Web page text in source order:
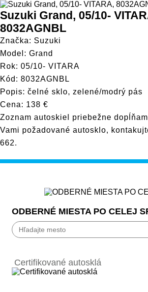
Suzuki Grand, 05/10-
8032AGNBL
Značka: Suzuki
Model: Grand
Rok: 05/10- VITARA
Kód: 8032AGNBL
Popis: čelné sklo, zelené/modrý pás
Cena: 138 €
Zoznam autoskiel priebežne
Vami požadované autosklo,
662.
ODBERNÉ MIESTA PO CELEJ
Bardejov
Beluša
Certifikované autosklá